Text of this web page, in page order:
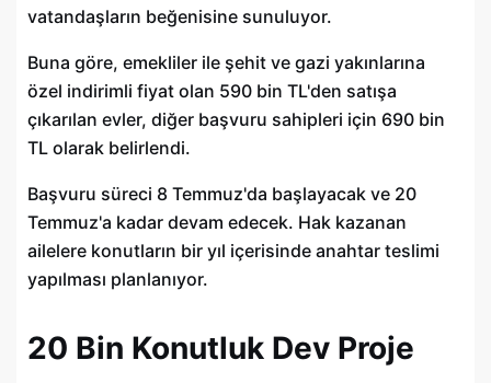
vatandaşların beğenisine sunuluyor.
Buna göre, emekliler ile şehit ve gazi yakınlarına
özel indirimli fiyat olan 590 bin TL'den satışa
çıkarılan evler, diğer başvuru sahipleri için 690 bin
TL olarak belirlendi.
Başvuru süreci 8 Temmuz'da başlayacak ve 20
Temmuz'a kadar devam edecek. Hak kazanan
ailelere konutların bir yıl içerisinde anahtar teslimi
yapılması planlanıyor.
20 Bin Konutluk Dev Proje